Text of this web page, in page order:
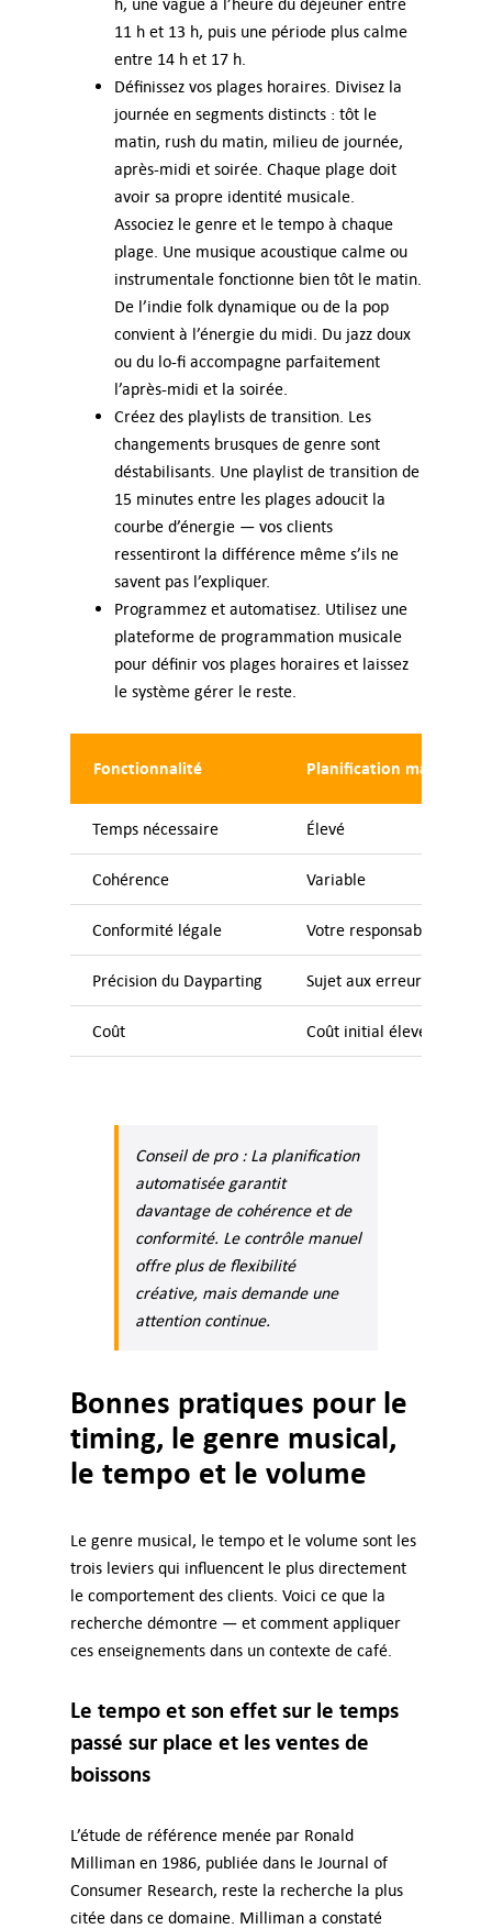
11 h et 13 h, puis une période plus calme
entre 14 h et 17 h.
Définissez vos plages horaires. Divisez la
journée en segments distincts : tôt le
matin, rush du matin, milieu de journée,
après-midi et soirée. Chaque plage doit
avoir sa propre identité musicale.
Associez le genre et le tempo à chaque
plage. Une musique acoustique calme ou
instrumentale fonctionne bien tôt le matin.
De l’indie folk dynamique ou de la pop
convient à l’énergie du midi. Du jazz doux
ou du lo-fi accompagne parfaitement
l’après-midi et la soirée.
Créez des playlists de transition. Les
changements brusques de genre sont
déstabilisants. Une playlist de transition de
15 minutes entre les plages adoucit la
courbe d’énergie — vos clients
ressentiront la différence même s’ils ne
savent pas l’expliquer.
Programmez et automatisez. Utilisez une
plateforme de programmation musicale
pour définir vos plages horaires et laissez
le système gérer le reste.
Fonctionnalité Planification manuelle
Temps nécessaire Élevé
Cohérence Variable
Conformité légale Votre responsabilité
Précision du Dayparting Sujet aux erreurs
Coût Coût initial élevé
Conseil de pro : La planification
automatisée garantit
davantage de cohérence et de
conformité. Le contrôle manuel
offre plus de flexibilité
créative, mais demande une
attention continue.
Bonnes pratiques pour le
timing, le genre musical,
le tempo et le volume
Le genre musical, le tempo et le volume sont les
trois leviers qui influencent le plus directement
le comportement des clients. Voici ce que la
recherche démontre — et comment appliquer
ces enseignements dans un contexte de café.
Le tempo et son effet sur le temps
passé sur place et les ventes de
boissons
L’étude de référence menée par Ronald
Milliman en 1986, publiée dans le Journal of
Consumer Research, reste la recherche la plus
citée dans ce domaine. Milliman a constaté